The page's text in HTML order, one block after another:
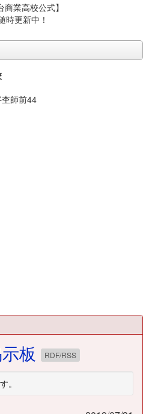
商業高校公式】
更新中！
師前44
板 RDF/RSS
。